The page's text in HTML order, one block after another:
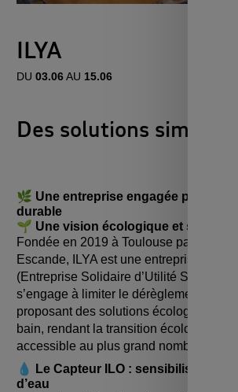
ILYA
DU 03.06AU 15.06
Des solutions simples
🌿 Une entreprise engagée pour une
durable
🌱 Une vision écologique et solidaire
Fondée en 2019 à Toulouse par Simon
Escande, ILYA est une entreprise
(Entreprise Solidaire d’Utilité Sociale)
s’engage à limiter le dérèglement
proposant des solutions écologiques
bain, rendant la transition écologique
accessible au plus grand nombre.
💧 Le Capteur ILO : sensibiliser à la
d’eau